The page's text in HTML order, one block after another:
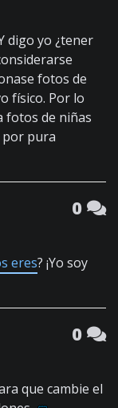
digo yo ¿tener
fotos de
físico. Por lo
fotos de niñas
por pura
0
eres? ¡Yo soy
0
que cambie el